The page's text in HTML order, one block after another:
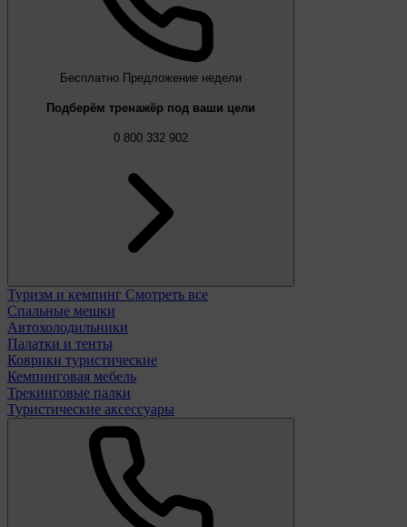
Бесплатно Предложение недели
Подберём тренажёр под ваши цели
0 800 332 902
Туризм и кемпинг Смотреть все
Спальные мешки
Автохолодильники
Палатки и тенты
Коврики туристические
Кемпинговая мебель
Трекинговые палки
Туристические аксессуары